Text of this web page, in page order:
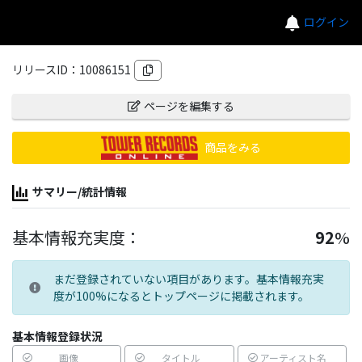
ログイン
リリースID： 10086151
ページを編集する
商品をみる
サマリー/統計情報
基本情報充実度： 92%
まだ登録されていない項目があります。基本情報充実
度が100%になるとトップページに掲載されます。
基本情報登録状況
画像 タイトル アーティスト名